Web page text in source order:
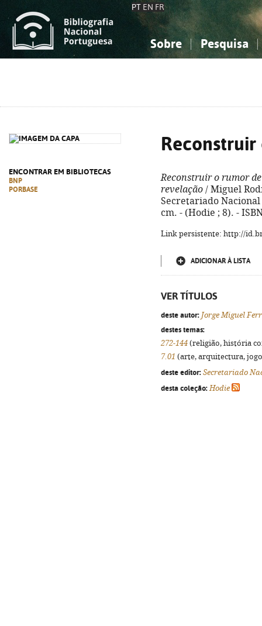
PT EN FR
Sobre Pesquisa
ENCONTRAR EM BIBLIOTECAS
BNP
PORBASE
Reconstruir
Reconstruir o rumor
revelação / Miguel
Secretariado
cm. - (Hodie ; 8). -
Link persistente: http://
ADICIONAR À LISTA
VER TÍTULOS
deste autor: Jorge Miguel
destes temas:
272-144 (religião, história
7.01 (arte, arquitectura,
deste editor: Secretariado
desta coleção: Hodie